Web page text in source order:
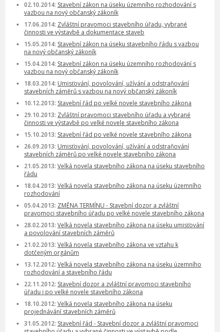
02.10.2014: Stavební zákon na úseku územního rozhodování s
vazbou na nový občanský zákoník
17.06.2014: Zvláštní pravomoci stavebního úřadu, vybrané
činnosti ve výstavbě a dokumentace staveb
15.05.2014: Stavební zákon na úseku stavebního řádu s vazbou
na nový občanský zákoník
15.04.2014: Stavební zákon na úseku územního rozhodování s
vazbou na nový občanský zákoník
18.03.2014: Umisťování, povolování, užívání a odstraňování
stavebních záměrů s vazbou na nový občanský zákoník
10.12.2013: Stavební řád po velké novele stavebního zákona
29.10.2013: Zvláštní pravomoci stavebního úřadu a vybrané
činnosti ve výstavbě po velké novele stavebního zákona
15.10.2013: Stavební řád po velké novele stavebního zákona
26.09.2013: Umisťování, povolování, užívání a odstraňování
stavebních záměrů po velké novele stavebního zákona
21.05.2013: Velká novela stavebního zákona na úseku stavebního
řádu
18.04.2013: Velká novela stavebního zákona na úseku územního
rozhodování
05.04.2013: ZMĚNA TERMÍNU - Stavební dozor a zvláštní
pravomoci stavebního úřadu po velké novele stavebního zákona
28.02.2013: Velká novela stavebního zákona na úseku umisťování
a povolování stavebních záměrů
21.02.2013: Velká novela stavebního zákona ve vztahu k
dotčeným orgánům
13.12.2012: Velká novela stavebního zákona na úseku územního
rozhodování a stavebního řádu
22.11.2012: Stavební dozor a zvláštní pravomoci stavebního
úřadu i po velké novele stavebního zákona
18.10.2012: Velká novela stavebního zákona na úseku
projednávání stavebních záměrů
31.05.2012: Stavební řád - Stavební dozor a zvláštní pravomoci